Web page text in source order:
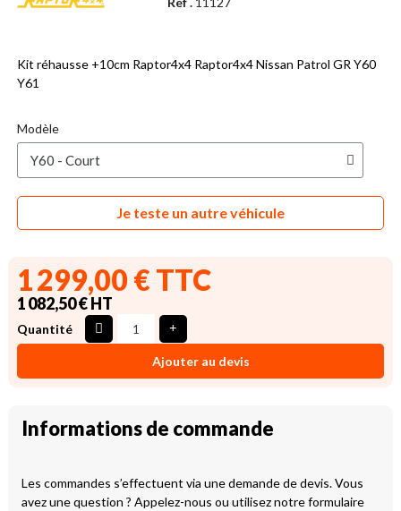
Kit réhausse +10cm Raptor4x4 Raptor4x4 Nissan Patrol GR Y60
Y61
Modèle
Je teste un autre véhicule
1 299,00 € TTC
1 082,50 € HT
Quantité
Ajouter au devis
Informations de commande
Les commandes s’effectuent via une demande de devis. Vous
avez une question ? Appelez-nous ou utilisez notre formulaire